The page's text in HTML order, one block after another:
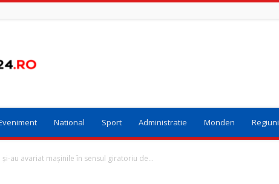
National Sport Administratie Monden Regiuni
și-au avariat mașinile în sensul giratoriu de...